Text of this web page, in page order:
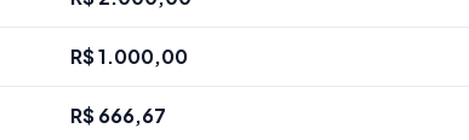
R$ 1.000,00
R$ 666,67